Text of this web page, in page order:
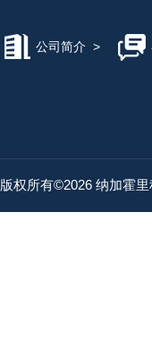
公司简介 >
版权所有©2026 纳加霍